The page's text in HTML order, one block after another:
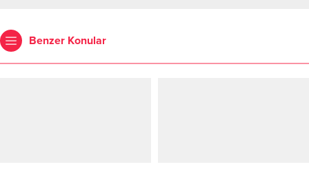
Benzer Konular